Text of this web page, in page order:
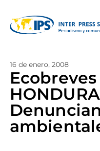
16 de enero, 2008
Ecobreves